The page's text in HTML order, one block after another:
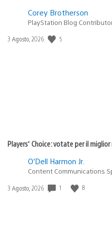
Corey Brotherson
PlayStation Blog
Data
3 Agosto, 2026 5
Players’ Choice: votate per il
O’Dell Harmon Jr.
Content Communications
Data
3 Agosto, 2026 1 8